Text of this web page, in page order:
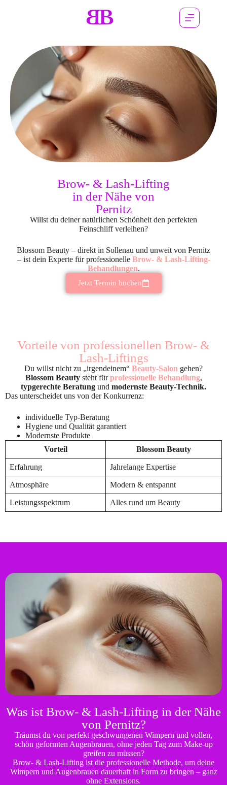
Brow- & Lash-Lifting
in der Nähe von
Pernitz
Willst du deiner natürlichen Schönheit den perfekten
Feinschliff verleihen?
Blossom Beauty – direkt in Sollenau und unweit von Pernitz
– ist dein Experte für professionelle Brow- & Lash-Lifting-
Behandlungen.
Jetzt Termin buchen
Vorteile von professionellen Brow- &
Lash-Liftings
Du willst nicht zu „irgendeinem“ Beauty-Salon gehen?
Blossom Beauty steht fürprofessionelle Behandlung,
typgerechte Beratung und modernste Beauty-Technik.
Das unterscheidet uns von der Konkurrenz:
individuelle Typ-Beratung
Hygiene und Qualität garantiert
Modernste Produkte
Vorteil
Blossom Beauty
Erfahrung Jahrelange Expertise
Atmosphäre Modern & entspannt
Leistungsspektrum Alles rund um Beauty
Was ist Brow- & Lash-Lifting in der Nähe
von Pernitz?
Träumst du von perfekt geschwungenen Wimpern und vollen,
schön geformten Augenbrauen, ohne jeden Tag zum Make-up
greifen zu müssen?
Brow- & Lash-Lifting ist die professionelle Methode, um deine
Wimpern und Augenbrauen dauerhaft in Form zu bringen – ganz
ohne Extensions.